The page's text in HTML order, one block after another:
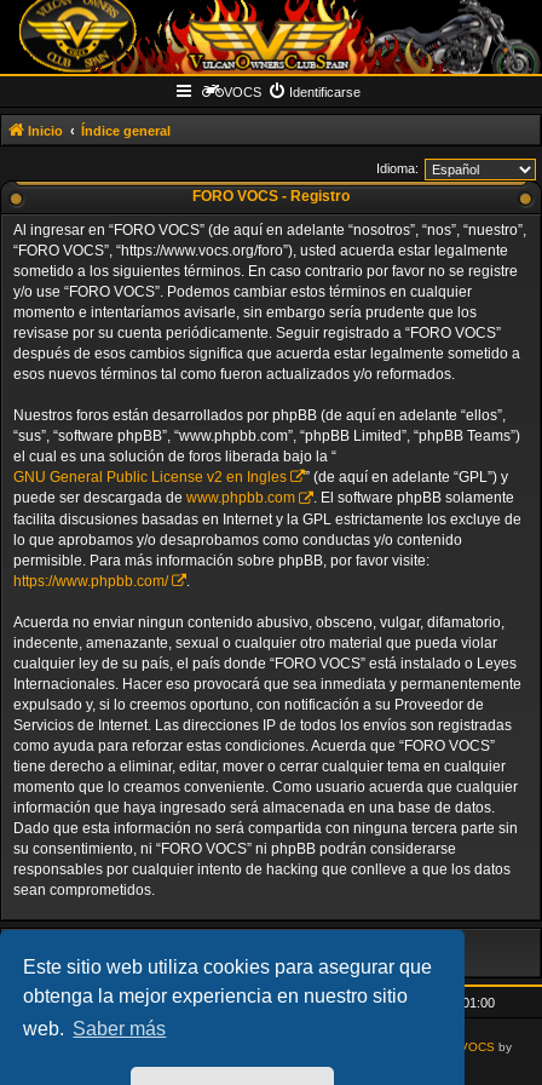
Este sitio web utiliza cookies para asegurar que
obtenga la mejor experiencia en nuestro sitio
web. Saber más
VOCS Identificarse
Inicio Índice general
Idioma:
FORO VOCS - Registro
Al ingresar en “FORO VOCS” (de aquí en adelante “nosotros”, “nos”, “nuestro”,
“FORO VOCS”, “https://www.vocs.org/foro”), usted acuerda estar legalmente
sometido a los siguientes términos. En caso contrario por favor no se registre
y/o use “FORO VOCS”. Podemos cambiar estos términos en cualquier
momento e intentaríamos avisarle, sin embargo sería prudente que los
revisase por su cuenta periódicamente. Seguir registrado a “FORO VOCS”
después de esos cambios significa que acuerda estar legalmente sometido a
esos nuevos términos tal como fueron actualizados y/o reformados.
Nuestros foros están desarrollados por phpBB (de aquí en adelante “ellos”,
“sus”, “software phpBB”, “www.phpbb.com”, “phpBB Limited”, “phpBB Teams”)
el cual es una solución de foros liberada bajo la “
GNU General Public License v2 en Ingles
” (de aquí en adelante “GPL”) y
puede ser descargada de www.phpbb.com
. El software phpBB solamente
facilita discusiones basadas en Internet y la GPL estrictamente los excluye de
lo que aprobamos y/o desaprobamos como conductas y/o contenido
permisible. Para más información sobre phpBB, por favor visite:
https://www.phpbb.com/
Acuerda no enviar ningun contenido abusivo, obsceno, vulgar, difamatorio,
indecente, amenazante, sexual o cualquier otro material que pueda violar
cualquier ley de su país, el país donde “FORO VOCS” está instalado o Leyes
Internacionales. Hacer eso provocará que sea inmediata y permanentemente
expulsado y, si lo creemos oportuno, con notificación a su Proveedor de
Servicios de Internet. Las direcciones IP de todos los envíos son registradas
como ayuda para reforzar estas condiciones. Acuerda que “FORO VOCS”
tiene derecho a eliminar, editar, mover o cerrar cualquier tema en cualquier
momento que lo creamos conveniente. Como usuario acuerda que cualquier
información que haya ingresado será almacenada en una base de datos.
Dado que esta información no será compartida con ninguna tercera parte sin
su consentimiento, ni “FORO VOCS” ni phpBB podrán considerarse
responsables por cualquier intento de hacking que conlleve a que los datos
sean comprometidos.
Inicio Índice general Todos los horarios son UTC+01:00
VOCSby
Goliardo